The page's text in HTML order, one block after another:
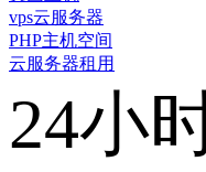
vps云服务器
PHP主机空间
云服务器租用
24小